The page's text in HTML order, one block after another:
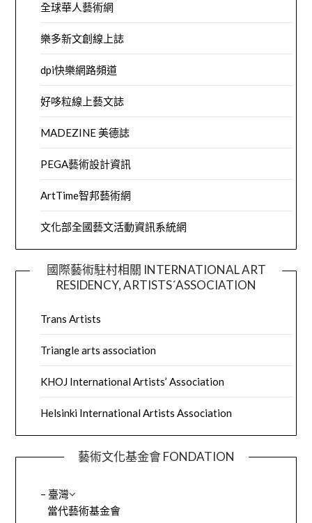
全球華人藝術網
樂多新文創線上誌
dpi快樂網路頻道
好哆粒線上藝文誌
MADEZINE 美德誌
PEGA藝術設計資訊
ArtTime智邦藝術網
文化部全國藝文活動資訊系統網
國際藝術駐村相關 INTERNATIONAL ART
RESIDENCY, ARTISTS´ASSOCIATION
Trans Artists
Triangle arts association
KHOJ International Artists’ Association
Helsinki International Artists Association
藝術文化基金會 FONDATION
– 臺灣
當代藝術基金會